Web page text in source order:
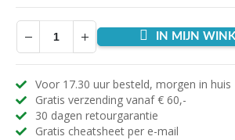
IN MIJN
Voor 17.30 uur besteld, morgen in huis
Gratis verzending vanaf € 60,-
30 dagen retourgarantie
Gratis cheatsheet per e-mail